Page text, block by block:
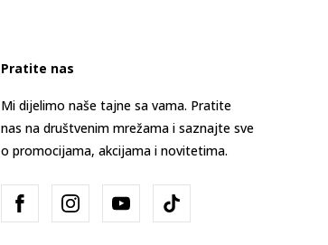
Pratite nas
Mi dijelimo naše tajne sa vama. Pratite
nas na društvenim mrežama i saznajte sve
o promocijama, akcijama i novitetima.